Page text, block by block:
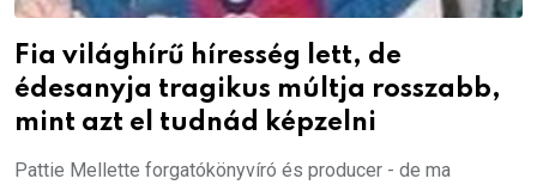
Fia világhírű híresség lett, de
édesanyja tragikus múltja rosszabb,
mint azt el tudnád képzelni
Pattie Mellette forgatókönyvíró és producer - de ma